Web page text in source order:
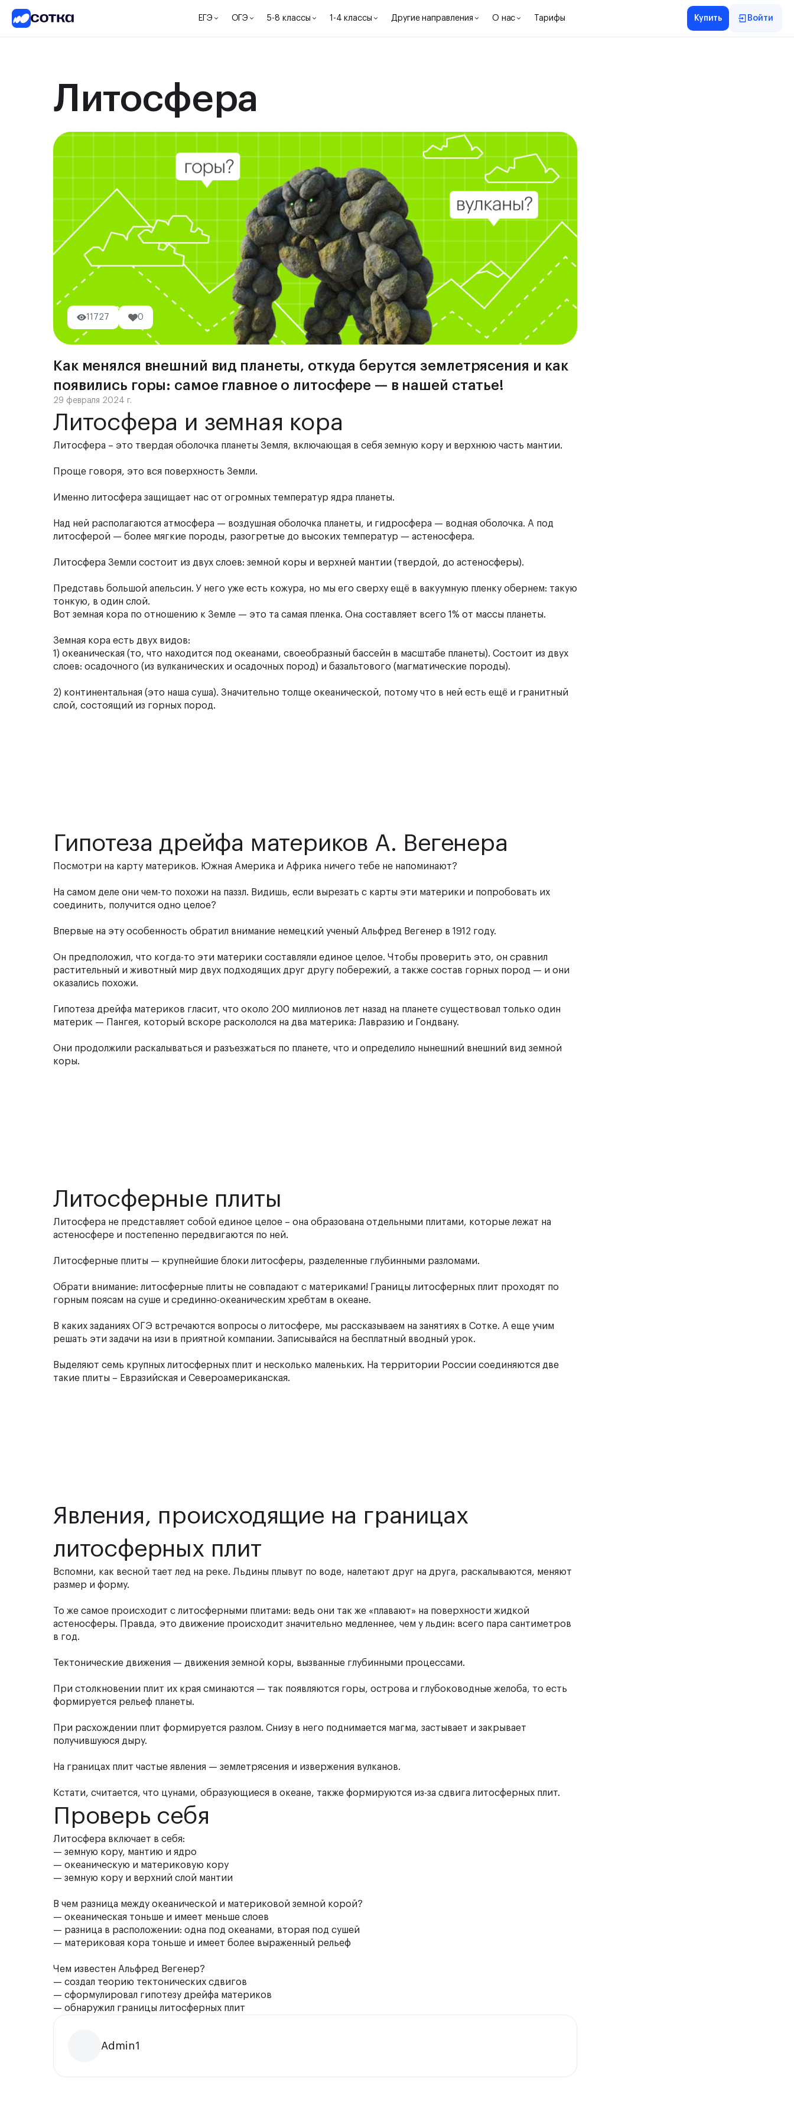
ЕГЭ ОГЭ 5-8 классы 1-4 классы Другие направления О нас Тарифы Купить Войти
Литосфера
11727 0
Как менялся внешний вид планеты, откуда берутся землетрясения и как
появились горы: самое главное о литосфере — в нашей статье!
29 февраля 2024 г.
Литосфера и земная кора
Литосфера – это твердая оболочка планеты Земля, включающая в себя земную кору и верхнюю часть мантии.
Проще говоря, это вся поверхность Земли.
Именно литосфера защищает нас от огромных температур ядра планеты.
Над ней располагаются атмосфера — воздушная оболочка планеты, и гидросфера — водная оболочка. А под
литосферой — более мягкие породы, разогретые до высоких температур — астеносфера.
Литосфера Земли состоит из двух слоев: земной коры и верхней мантии (твердой, до астеносферы).
Представь большой апельсин. У него уже есть кожура, но мы его сверху ещё в вакуумную пленку обернем: такую
тонкую, в один слой.
Вот земная кора по отношению к Земле — это та самая пленка. Она составляет всего 1% от массы планеты.
Земная кора есть двух видов:
1) океаническая (то, что находится под океанами, своеобразный бассейн в масштабе планеты). Состоит из двух
слоев: осадочного (из вулканических и осадочных пород) и базальтового (магматические породы).
2) континентальная (это наша суша). Значительно толще океанической, потому что в ней есть ещё и гранитный
слой, состоящий из горных пород.
Гипотеза дрейфа материков А. Вегенера
Посмотри на карту материков. Южная Америка и Африка ничего тебе не напоминают?
На самом деле они чем-то похожи на паззл. Видишь, если вырезать с карты эти материки и попробовать их
соединить, получится одно целое?
Впервые на эту особенность обратил внимание немецкий ученый Альфред Вегенер в 1912 году.
Он предположил, что когда-то эти материки составляли единое целое. Чтобы проверить это, он сравнил
растительный и животный мир двух подходящих друг другу побережий, а также состав горных пород — и они
оказались похожи.
Гипотеза дрейфа материков гласит, что около 200 миллионов лет назад на планете существовал только один
материк — Пангея, который вскоре раскололся на два материка: Лавразию и Гондвану.
Они продолжили раскалываться и разъезжаться по планете, что и определило нынешний внешний вид земной
коры.
Литосферные плиты
Литосфера не представляет собой единое целое – она образована отдельными плитами, которые лежат на
астеносфере и постепенно передвигаются по ней.
Литосферные плиты — крупнейшие блоки литосферы, разделенные глубинными разломами.
Обрати внимание: литосферные плиты не совпадают с материками! Границы литосферных плит проходят по
горным поясам на суше и срединно-океаническим хребтам в океане.
В каких заданиях ОГЭ встречаются вопросы о литосфере, мы рассказываем на занятиях в Сотке. А еще учим
решать эти задачи на изи в приятной компании. Записывайся на бесплатный вводный урок.
Выделяют семь крупных литосферных плит и несколько маленьких. На территории России соединяются две
такие плиты – Евразийская и Североамериканская.
Явления, происходящие на границах
литосферных плит
Вспомни, как весной тает лед на реке. Льдины плывут по воде, налетают друг на друга, раскалываются, меняют
размер и форму.
То же самое происходит с литосферными плитами: ведь они так же «плавают» на поверхности жидкой
астеносферы. Правда, это движение происходит значительно медленнее, чем у льдин: всего пара сантиметров
в год.
Тектонические движения — движения земной коры, вызванные глубинными процессами.
При столкновении плит их края сминаются — так появляются горы, острова и глубоководные желоба, то есть
формируется рельеф планеты.
При расхождении плит формируется разлом. Снизу в него поднимается магма, застывает и закрывает
получившуюся дыру.
На границах плит частые явления — землетрясения и извержения вулканов.
Кстати, считается, что цунами, образующиеся в океане, также формируются из-за сдвига литосферных плит.
Проверь себя
Литосфера включает в себя:
— земную кору, мантию и ядро
— океаническую и материковую кору
— земную кору и верхний слой мантии
В чем разница между океанической и материковой земной корой?
— океаническая тоньше и имеет меньше слоев
— разница в расположении: одна под океанами, вторая под сушей
— материковая кора тоньше и имеет более выраженный рельеф
Чем известен Альфред Вегенер?
— создал теорию тектонических сдвигов
— сформулировал гипотезу дрейфа материков
— обнаружил границы литосферных плит
Admin1